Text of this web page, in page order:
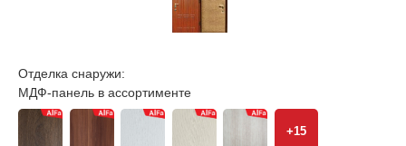
Отделка снаружи:
МДФ-панель в ассортименте
+15